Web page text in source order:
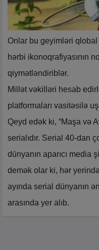
Onlar bu geyimləri
hərbi ikonoqrafiyasının
qiymətləndiriblər.
Millət vəkilləri hesab
platformaları vasitəsilə
Qeyd edək ki, “Maşa və
serialıdır. Serial 40-dan
dünyanın aparıcı media
demək olar ki, hər
ayında serial dünyanın
arasında yer alıb.